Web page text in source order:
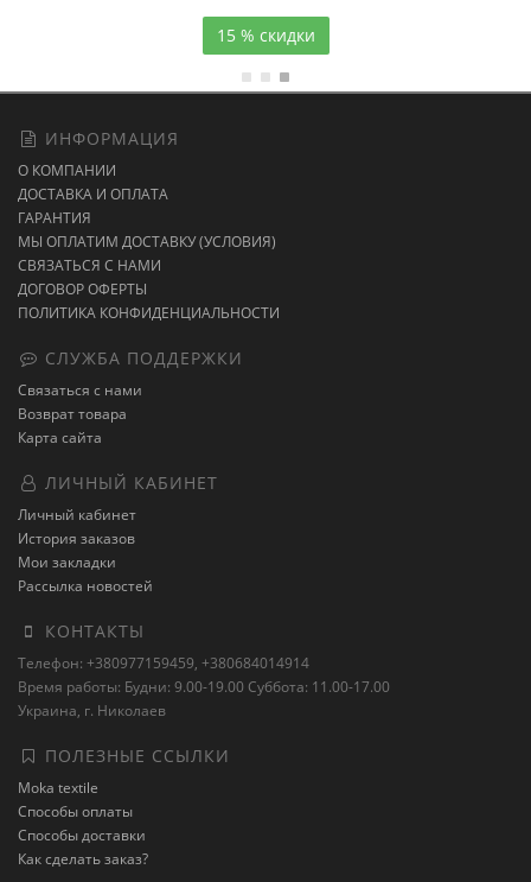
15 % скидки
ИНФОРМАЦИЯ
О КОМПАНИИ
ДОСТАВКА И ОПЛАТА
ГАРАНТИЯ
МЫ ОПЛАТИМ ДОСТАВКУ (УСЛОВИЯ)
СВЯЗАТЬСЯ С НАМИ
ДОГОВОР ОФЕРТЫ
ПОЛИТИКА КОНФИДЕНЦИАЛЬНОСТИ
СЛУЖБА ПОДДЕРЖКИ
Связаться с нами
Возврат товара
Карта сайта
ЛИЧНЫЙ КАБИНЕТ
Личный кабинет
История заказов
Мои закладки
Рассылка новостей
КОНТАКТЫ
Телефон: +380977159459, +380684014914
Время работы: Будни: 9.00-19.00 Суббота: 11.00-17.00
Украина, г. Николаев
ПОЛЕЗНЫЕ ССЫЛКИ
Moka textile
Способы оплаты
Способы доставки
Как сделать заказ?